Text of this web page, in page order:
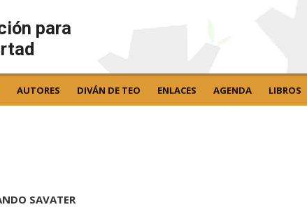
para
AUTORES DIVÁN DE TEO ENLACES AGENDA LIBROS
SAVATER